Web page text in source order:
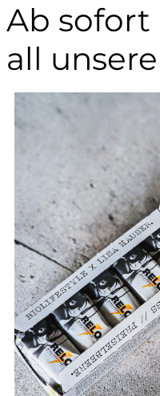
Ab sofort
all